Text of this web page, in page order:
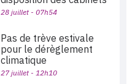
28 juillet - 07h54
Pas de trève estivale
pour le dérèglement
climatique
27 juillet - 12h10